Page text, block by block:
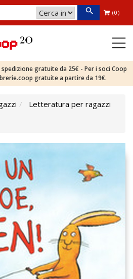
(0)
gratuite da 25€ - Per i soci Coop
gratuite a partire da 19€.
Letteratura per ragazzi